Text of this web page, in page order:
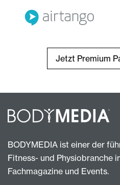
Jetzt Premium
BODYMEDIA ist einer der
Fitness- und Physiobranche
Fachmagazine und Events.